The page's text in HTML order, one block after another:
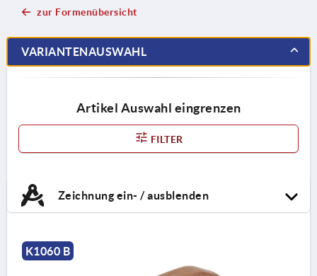
zur Formenübersicht
VARIANTENAUSWAHL
Artikel Auswahl eingrenzen
FILTER
Zeichnung ein- / ausblenden
K1060 B